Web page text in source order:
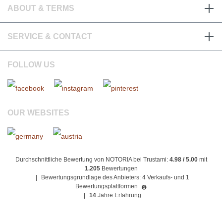
ABOUT & TERMS
SERVICE & CONTACT
FOLLOW US
OUR WEBSITES
Durchschnittliche Bewertung von NOTORIA bei Trustami: 4.98 / 5.00mit
1.205 Bewertungen
Bewertungsgrundlage des Anbieters: 4 Verkaufs- und 1
Bewertungsplattformen
14 Jahre Erfahrung